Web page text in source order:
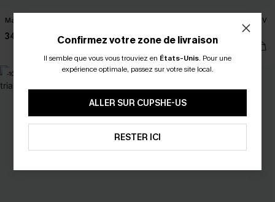
Maillot de bain une pièce noir à col V
34,00 €
Maillot de bain une pièce noir à col V
42,00 €
-10%
Confirmez votre zone de livraison
Il semble que vous vous trouviez en États-Unis. Pour une
expérience optimale, passez sur votre site local.
ALLER SUR CUPSHE-US
RESTER ICI